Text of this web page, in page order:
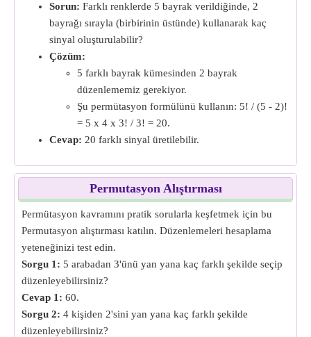
Sorun: Farklı renklerde 5 bayrak verildiğinde, 2
bayrağı sırayla (birbirinin üstünde) kullanarak kaç
sinyal oluşturulabilir?
Çözüm:
5 farklı bayrak kümesinden 2 bayrak
düzenlememiz gerekiyor.
Şu permütasyon formülünü kullanın: 5! / (5 - 2)!
= 5 x 4 x 3! / 3! = 20.
Cevap: 20 farklı sinyal üretilebilir.
Permutasyon Alıştırması
Permütasyon kavramını pratik sorularla keşfetmek için bu
Permutasyon alıştırması katılın. Düzenlemeleri hesaplama
yeteneğinizi test edin.
Sorgu 1: 5 arabadan 3'ünü yan yana kaç farklı şekilde seçip
düzenleyebilirsiniz?
Cevap 1: 60.
Sorgu 2: 4 kişiden 2'sini yan yana kaç farklı şekilde
düzenleyebilirsiniz?